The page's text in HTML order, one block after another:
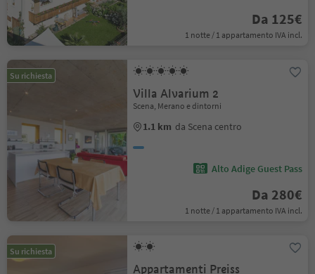
Da 125€
1 notte / 1 appartamento IVA incl.
Su richiesta
Villa Alvarium 2
Scena, Merano e dintorni
1.1 km da Scena centro
Alto Adige Guest Pass
Da 280€
1 notte / 1 appartamento IVA incl.
Su richiesta
Appartamenti Preiss